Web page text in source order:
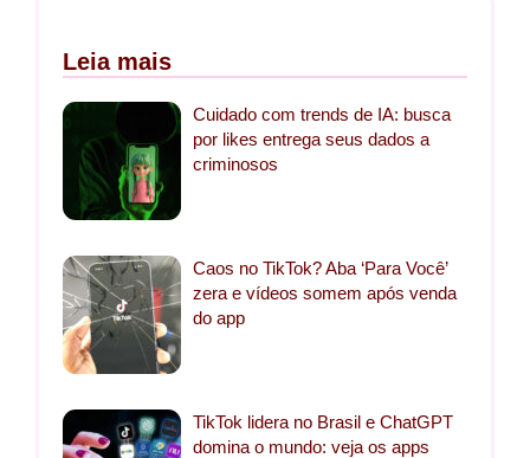
Leia mais
Cuidado com trends de IA: busca
por likes entrega seus dados a
criminosos
Caos no TikTok? Aba ‘Para Você’
zera e vídeos somem após venda
do app
TikTok lidera no Brasil e ChatGPT
domina o mundo: veja os apps